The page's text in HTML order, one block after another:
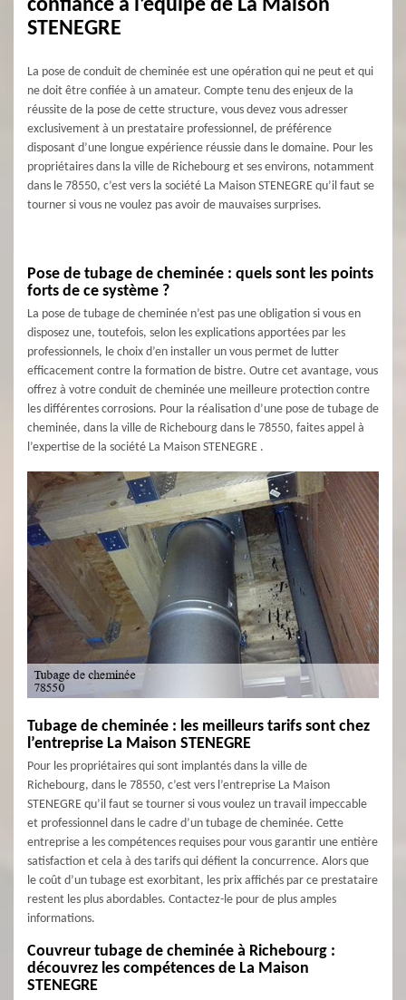
confiance à l’équipe de La Maison
STENEGRE
La pose de conduit de cheminée est une opération qui ne peut et qui
ne doit être confiée à un amateur. Compte tenu des enjeux de la
réussite de la pose de cette structure, vous devez vous adresser
exclusivement à un prestataire professionnel, de préférence
disposant d’une longue expérience réussie dans le domaine. Pour les
propriétaires dans la ville de Richebourg et ses environs, notamment
dans le 78550, c’est vers la société La Maison STENEGRE qu’il faut se
tourner si vous ne voulez pas avoir de mauvaises surprises.
Pose de tubage de cheminée : quels sont les points
forts de ce système ?
La pose de tubage de cheminée n’est pas une obligation si vous en
disposez une, toutefois, selon les explications apportées par les
professionnels, le choix d’en installer un vous permet de lutter
efficacement contre la formation de bistre. Outre cet avantage, vous
offrez à votre conduit de cheminée une meilleure protection contre
les différentes corrosions. Pour la réalisation d’une pose de tubage de
cheminée, dans la ville de Richebourg dans le 78550, faites appel à
l’expertise de la société La Maison STENEGRE .
Tubage de cheminée : les meilleurs tarifs sont chez
l’entreprise La Maison STENEGRE
Pour les propriétaires qui sont implantés dans la ville de
Richebourg, dans le 78550, c’est vers l’entreprise La Maison
STENEGRE qu’il faut se tourner si vous voulez un travail impeccable
et professionnel dans le cadre d’un tubage de cheminée. Cette
entreprise a les compétences requises pour vous garantir une entière
satisfaction et cela à des tarifs qui défient la concurrence. Alors que
le coût d’un tubage est exorbitant, les prix affichés par ce prestataire
restent les plus abordables. Contactez-le pour de plus amples
informations.
Couvreur tubage de cheminée à Richebourg :
découvrez les compétences de La Maison
STENEGRE